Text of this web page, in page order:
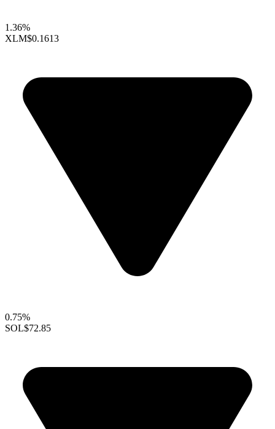
1.36%
XLM$0.1613
0.75%
SOL$72.85